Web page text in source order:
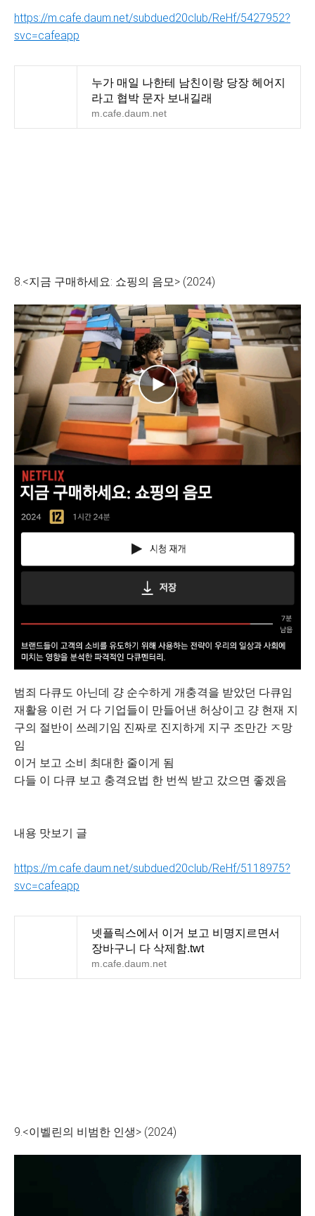
https://m.cafe.daum.net/subdued20club/ReHf/5427952?
svc=cafeapp
누가 매일 나한테 남친이랑 당장 헤어지
라고 협박 문자 보내길래
m.cafe.daum.net
8.<지금 구매하세요: 쇼핑의 음모> (2024)
범죄 다큐도 아닌데 걍 순수하게 개충격을 받았던 다큐임
재활용 이런 거 다 기업들이 만들어낸 허상이고 걍 현재 지
구의 절반이 쓰레기임 진짜로 진지하게 지구 조만간 ㅈ망
임
이거 보고 소비 최대한 줄이게 됨
다들 이 다큐 보고 충격요법 한 번씩 받고 갔으면 좋겠음
내용 맛보기 글
https://m.cafe.daum.net/subdued20club/ReHf/5118975?
svc=cafeapp
넷플릭스에서 이거 보고 비명지르면서
장바구니 다 삭제함.twt
m.cafe.daum.net
9.<이벨린의 비범한 인생> (2024)